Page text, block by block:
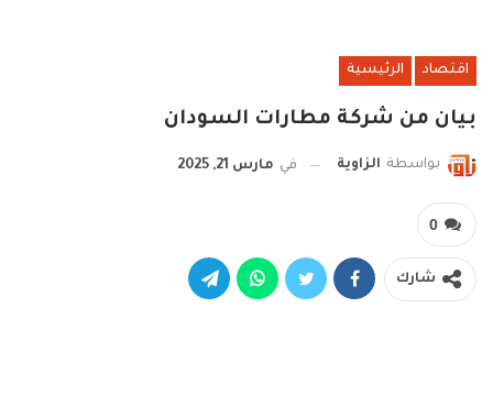
اقتصاد الرئيسية
بيان من شركة مطارات السودان
بواسطة الزاوية في مارس 21, 2025
0
شارك